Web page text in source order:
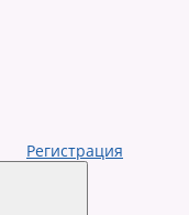
Регистрация